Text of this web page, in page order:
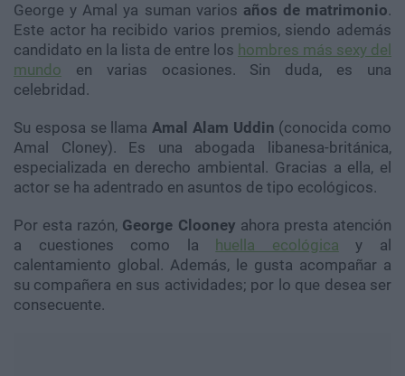
George y Amal ya suman varios años de matrimonio.
Este actor ha recibido varios premios, siendo además
candidato en la lista de entre los hombres más sexy del
mundo en varias ocasiones. Sin duda, es una
celebridad.
Su esposa se llama Amal Alam Uddin (conocida como
Amal Cloney). Es una abogada libanesa-británica,
especializada en derecho ambiental. Gracias a ella, el
actor se ha adentrado en asuntos de tipo ecológicos.
Por esta razón, George Clooney ahora presta atención
a cuestiones como la
huella ecológica y al
calentamiento global. Además, le gusta acompañar a
su compañera en sus actividades; por lo que desea ser
consecuente.